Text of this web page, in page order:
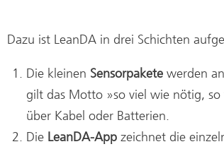
Dazu ist LeanDA in drei Schichten
Die kleinen Sensorpakete werden
gilt das Motto »so viel wie nötig,
über Kabel oder Batterien.
Die LeanDA-App zeichnet die